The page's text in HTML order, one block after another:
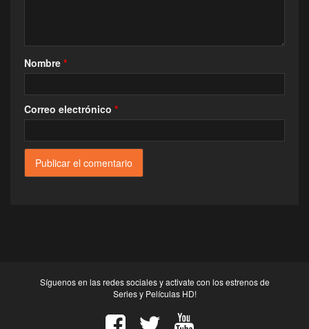
Nombre *
Correo electrónico *
Síguenos en las redes sociales y activate con los estrenos de
Series y Películas HD!